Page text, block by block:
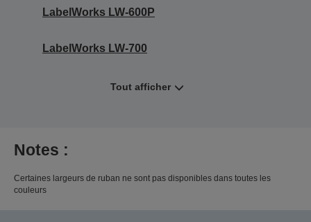
LabelWorks LW-600P
LabelWorks LW-700
Tout afficher
Notes :
Certaines largeurs de ruban ne sont pas disponibles dans toutes les
couleurs